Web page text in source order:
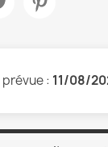
: 11/08/